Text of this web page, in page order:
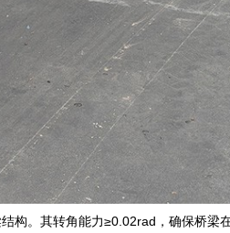
构。其转角能力≥0.02rad，确保桥梁